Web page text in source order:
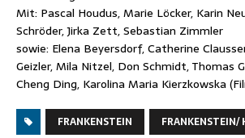
Mit: Pascal Houdus, Marie Löcker, Karin
Schröder, Jirka Zett, Sebastian Zimmler
sowie: Elena Beyersdorf, Catherine
Geizler, Mila Nitzel, Don Schmidt, Thomas
Cheng Ding, Karolina Maria Kierzkowska
FRANKENSTEIN
FRANKENSTEIN/